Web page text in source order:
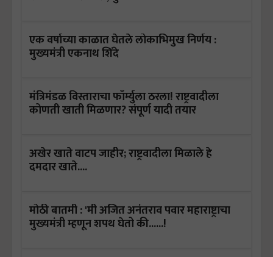
एक वर्षाच्या काळात घेतले लोकाभिमुख निर्णय :
मुख्यमंत्री एकनाथ शिंदे
मंत्रिमंडळ विस्ताराचा फॉर्म्युला ठरला! राष्ट्रवादीला
कोणती खाती मिळणार? संपूर्ण यादी तयार
अखेर खाते वाटप जाहीर; राष्ट्रवादीला मिळाले हे
दमदार खाते....
मोठी बातमी : 'मी अजित अनंतराव पवार महाराष्ट्राचा
मुख्यमंत्री म्हणून शपथ घेतो की......!